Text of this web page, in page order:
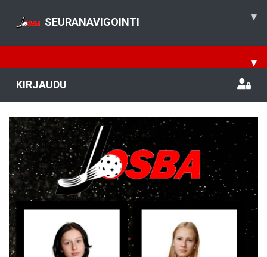
SEURANAVIGOINTI ▾
▾
KIRJAUDU